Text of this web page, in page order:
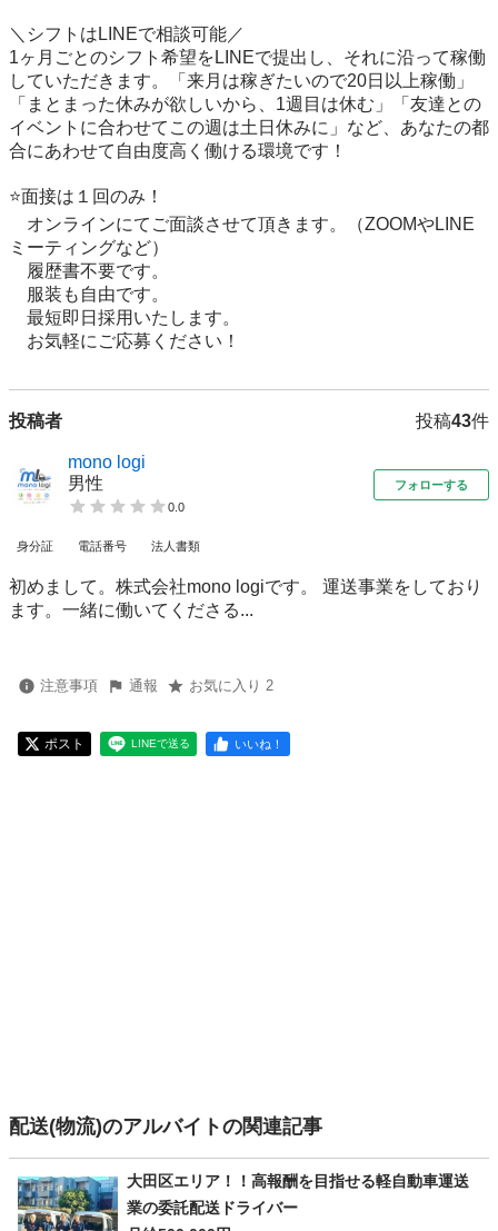
＼シフトはLINEで相談可能／
1ヶ月ごとのシフト希望をLINEで提出し、それに沿って稼働
していただきます。「来月は稼ぎたいので20日以上稼働」
「まとまった休みが欲しいから、1週目は休む」「友達との
イベントに合わせてこの週は土日休みに」など、あなたの都
合にあわせて自由度高く働ける環境です！
⭐️面接は１回のみ！
オンラインにてご面談させて頂きます。（ZOOMやLINE
ミーティングなど）
履歴書不要です。
服装も自由です。
最短即日採用いたします。
お気軽にご応募ください！
投稿者 投稿43件
mono logi
男性
0.0
フォローする
身分証 電話番号 法人書類
初めまして。株式会社mono logiです。 運送事業をしており
ます。一緒に働いてくださる...
注意事項 通報 お気に入り 2
ポスト LINEで送る いいね！
配送(物流)のアルバイトの関連記事
大田区エリア！！高報酬を目指せる軽自動車運送
業の委託配送ドライバー